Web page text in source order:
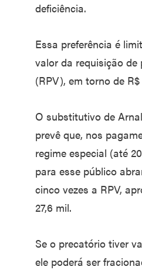
deficiência.
Essa preferência é
valor da requisição de
(RPV), em torno de R$
O substitutivo de
prevê que, nos
regime especial (até
para esse público
cinco vezes a RPV,
27,6 mil.
Se o precatório tiver
ele poderá ser